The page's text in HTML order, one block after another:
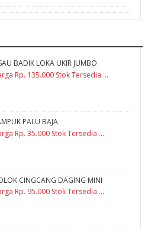
BADIK LOKA UKIR JUMBO
Rp. 135.000 Stok Tersedia ...
PALU BAJA
Rp. 35.000 Stok Tersedia ...
CINGCANG DAGING MINI
Rp. 95.000 Stok Tersedia ...